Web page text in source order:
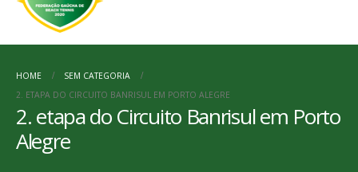
HOME
SEM CATEGORIA
2. ETAPA DO CIRCUITO BANRISUL EM PORTO ALEGRE
2. etapa do Circuito Banrisul em Porto
Alegre